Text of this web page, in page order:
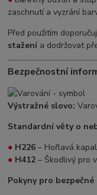
zaschnutí a vyzrání
Před použitím
stažení a dodržovat
Bezpečnostní
Výstražné slovo:
Standardní věty o
● H226 – Hořlavá
● H412 – Škodlivý pro
Pokyny pro bezpečné